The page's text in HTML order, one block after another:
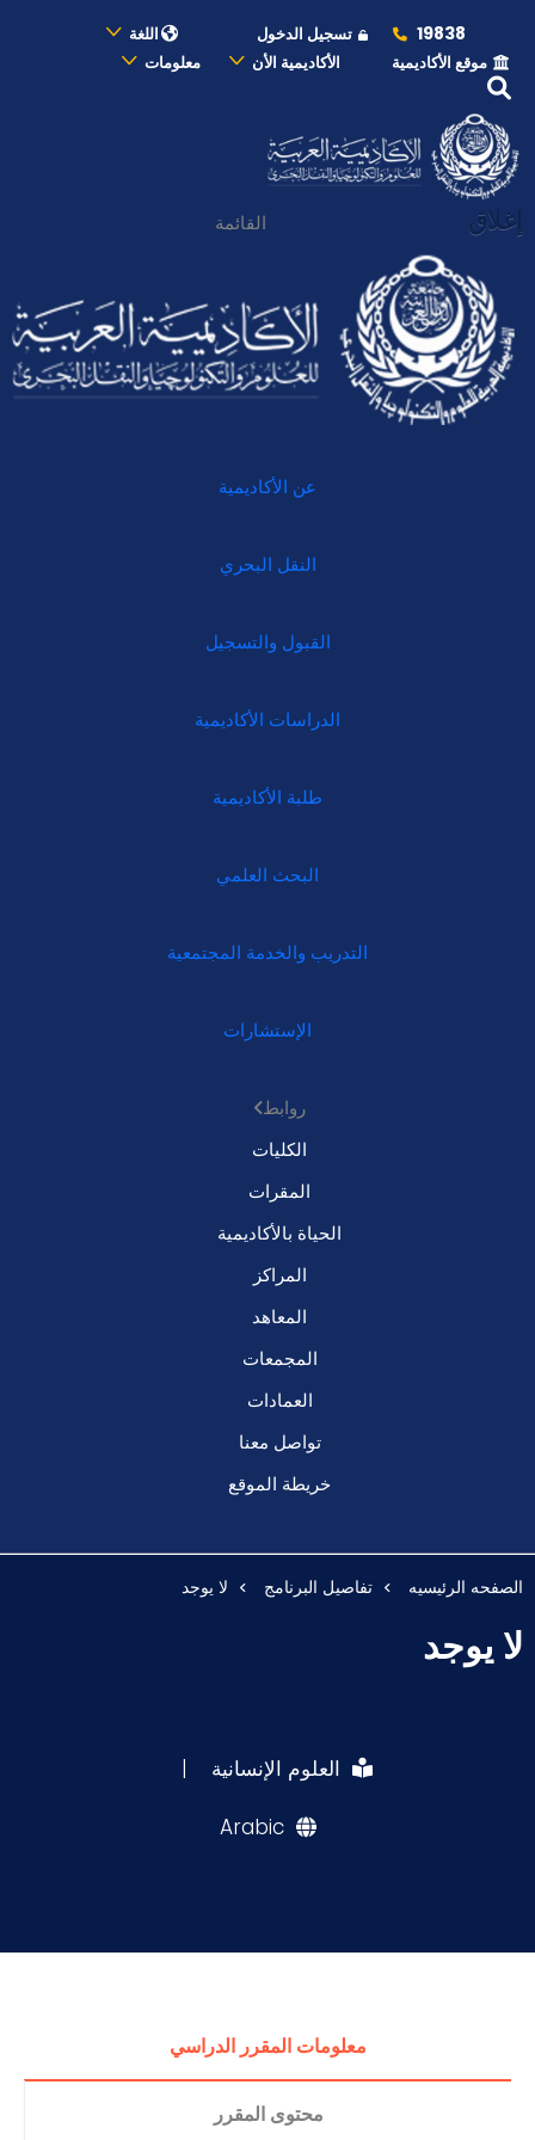
19838 تسجيل الدخول
اللغة
موقع الأكاديمية
الأكاديمية الأن معلومات
إغلاق القائمة
عن الأكاديمية
النقل البحري
القبول والتسجيل
الدراسات الأكاديمية
طلبة الأكاديمية
البحث العلمي
التدريب والخدمة المجتمعية
الإستشارات
روابط
الكليات
المقرات
الحياة بالأكاديمية
المراكز
المعاهد
المجمعات
العمادات
تواصل معنا
خريطة الموقع
الصفحه الرئيسيه تفاصيل البرنامج لا يوجد
لا يوجد
العلوم الإنسانية |
Arabic
معلومات المقرر الدراسي
محتوى المقرر